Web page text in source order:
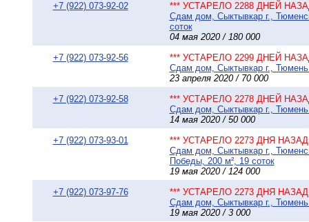
+7 (922) 073-92-02
*** УСТАРЕЛО 2288 ДНЕЙ
Сдам дом, Сыктывкар г.,
соток
04 мая 2020 / 180 000
+7 (922) 073-92-56
*** УСТАРЕЛО 2299 ДНЕЙ
Сдам дом, Сыктывкар г., Тюмень
23 апреля 2020 / 70 000
+7 (922) 073-92-58
*** УСТАРЕЛО 2278 ДНЕЙ
Сдам дом, Сыктывкар г., Тюмень
14 мая 2020 / 50 000
+7 (922) 073-93-01
*** УСТАРЕЛО 2273 ДНЯ НАЗАД
Сдам дом, Сыктывкар г.,
Победы, 200 м², 19 соток
19 мая 2020 / 124 000
+7 (922) 073-97-76
*** УСТАРЕЛО 2273 ДНЯ НАЗАД
Сдам дом, Сыктывкар г.,
19 мая 2020 / 3 000